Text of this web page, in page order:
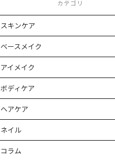
カテゴリ
スキンケア
ベースメイク
アイメイク
ボディケア
ヘアケア
ネイル
コラム